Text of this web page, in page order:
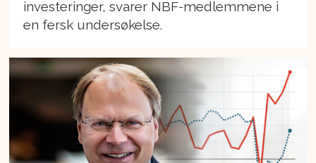
investeringer, svarer NBF-medlemmene i
en fersk undersøkelse.